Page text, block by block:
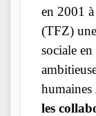
en 2001
(TFZ)
sociale
humaines
les